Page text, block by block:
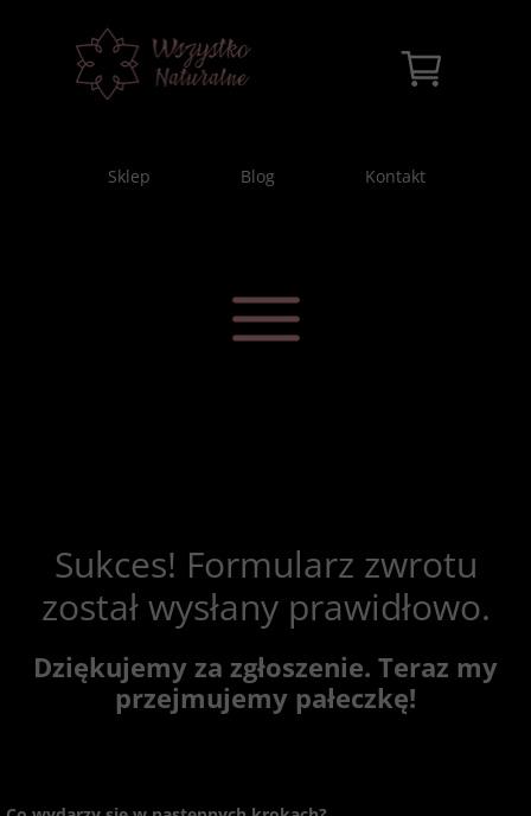
Sklep Blog Kontakt
Sukces! Formularz zwrotu
został wysłany prawidłowo.
Dziękujemy za zgłoszenie. Teraz my
przejmujemy pałeczkę!